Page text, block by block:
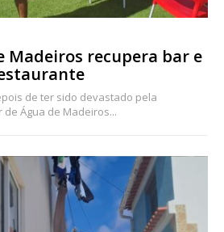
Madeiros recupera bar e
de ter sido devastado pela
Água de Madeiros...